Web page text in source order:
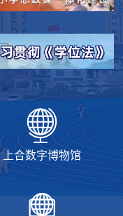
上合数字博物馆